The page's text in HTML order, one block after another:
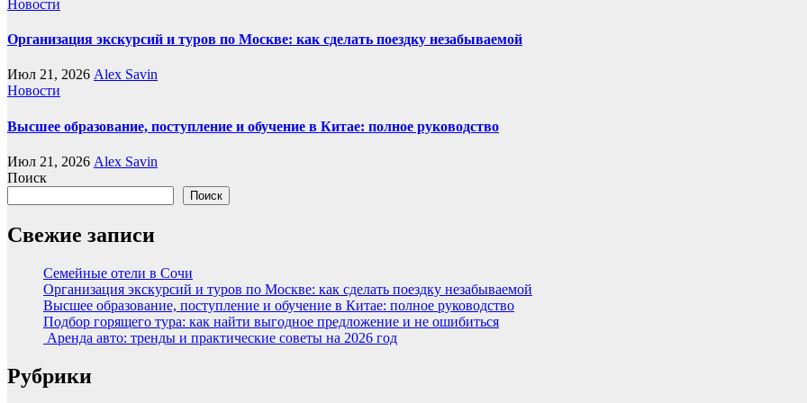
Новости
Организация экскурсий и туров по Москве: как сделать поездку незабываемой
Июл 21, 2026 Alex Savin
Новости
Высшее образование, поступление и обучение в Китае: полное руководство
Июл 21, 2026 Alex Savin
Поиск
Поиск
Свежие записи
Семейные отели в Сочи
Организация экскурсий и туров по Москве: как сделать поездку незабываемой
Высшее образование, поступление и обучение в Китае: полное руководство
Подбор горящего тура: как найти выгодное предложение и не ошибиться
Аренда авто: тренды и практические советы на 2026 год
Рубрики